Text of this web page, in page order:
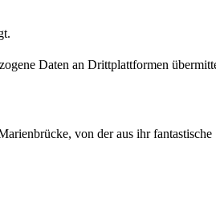
Daten an Drittplattformen
von der aus ihr fantastische